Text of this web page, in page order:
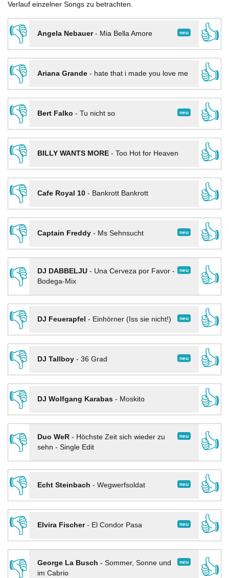
Verlauf einzelner Songs zu betrachten.
👎 neu
Angela Nebauer- Mia Bella Amore
👍
👎
Ariana Grande- hate that i made you love me
👍
👎
neu
Bert Falko - Tu nicht so
👍
👎
BILLY WANTS MORE- Too Hot for Heaven
👍
👎
Cafe Royal 10- Bankrott Bankrott
👍
👎
neu
Captain Freddy- Ms Sehnsucht
👍
👎
neu
DJ DABBELJU- Una Cerveza por Favor -
Bodega-Mix
👍
👎
neu
DJ Feuerapfel - Einhörner (Iss sie nicht!)
👍
👎
neu
DJ Tallboy- 36 Grad
👍
👎
DJ Wolfgang Karabas- Moskito
👍
👎
neu
Duo WeR- Höchste Zeit sich wieder zu
sehn - Single Edit
👍
👎
neu
Echt Steinbach - Wegwerfsoldat
👍
👎
neu
Elvira Fischer- El Condor Pasa
👍
👎
neu
George La Busch - Sommer, Sonne und
im Cabrio
👍